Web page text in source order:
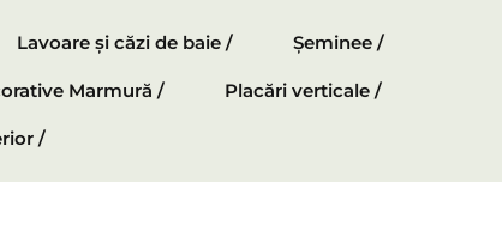
Lavoare și căzi de baie / Șeminee /
Marmură / Placări verticale /
/